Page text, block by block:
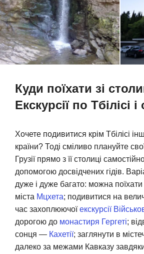
Куди поїхати зі
Екскурсії по Тбілісі
Хочете подивитися крім Тбілісі
країни? Тоді сміливо плануйте
Грузії прямо з її столиці
допомогою досвідчених гідів.
дуже і дуже багато: можна
міста Мцхета; подивитися на
час захоплюючоїекскурсії
дорогою до монастиря Гергеті;
сонця — Кахетії; заглянути в
далеко за межами Кавказу